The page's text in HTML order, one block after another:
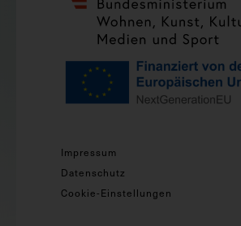
Impressum
Datenschutz
Cookie-Einstellungen